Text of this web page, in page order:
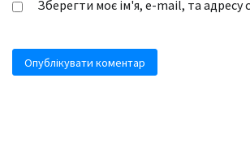
Зберегти моє ім'я, e-mail, та адресу